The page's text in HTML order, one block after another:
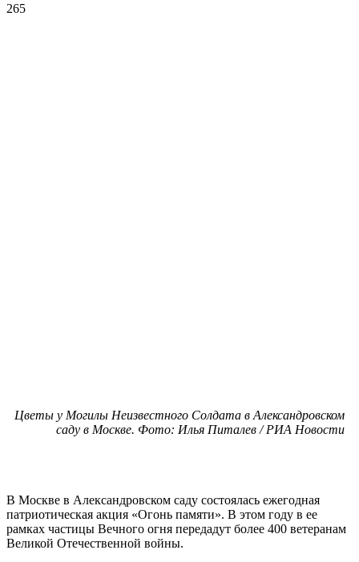
265
Цветы у Могилы Неизвестного Солдата в Александровском
саду в Москве. Фото: Илья Питалев / РИА Новости
В Москве в Александровском саду состоялась ежегодная
патриотическая акция «Огонь памяти». В этом году в ее
рамках частицы Вечного огня передадут более 400 ветеранам
Великой Отечественной войны.